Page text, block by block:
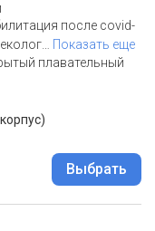
после covid-
Показать еще
плавательный
Выбрать